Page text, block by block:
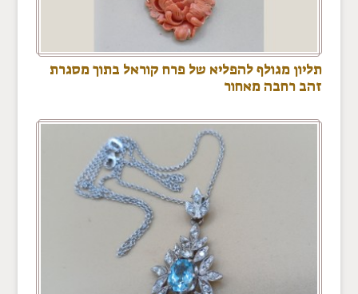
תליון מגולף להפליא של פרח קוראל בתוך מסגרת
זהב רחבה מאחור